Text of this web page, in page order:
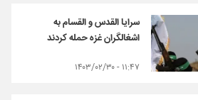
سرایا القدس و القسام به
اشغالگران غزه حمله کردند
۱۱:۴۷ - ۱۴۰۳/۰۲/۳۰